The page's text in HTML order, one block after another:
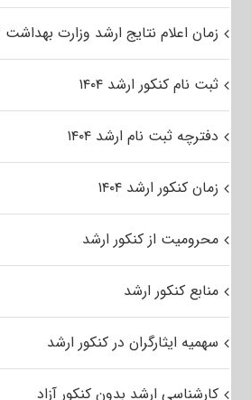
زمان اعلام نتایج ارشد وزارت بهداشت ۱۴۰۳
ثبت نام کنکور ارشد ۱۴۰۴
دفترچه ثبت نام ارشد ۱۴۰۴
زمان کنکور ارشد ۱۴۰۴
محرومیت از کنکور ارشد
منابع کنکور ارشد
سهمیه ایثارگران در کنکور ارشد
کارشناسی ارشد بدون کنکور آزاد